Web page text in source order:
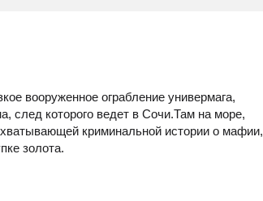
вооруженное ограбление универмага,
след которого ведет в Сочи.Там на море,
криминальной истории о мафии,
золота.